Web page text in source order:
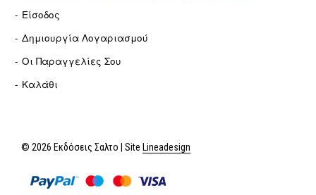
Είσοδος
Δημιουργία Λογαριασμού
Οι Παραγγελίες Σου
Καλάθι
© 2026 Εκδόσεις Σαλτο | Site Lineadesign